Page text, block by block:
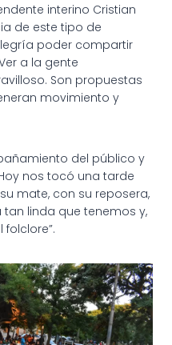
interino Cristian
de este tipo de
poder compartir
a la gente
Son propuestas
movimiento y
del público y
nos tocó una tarde
mate, con su reposera,
linda que tenemos y,